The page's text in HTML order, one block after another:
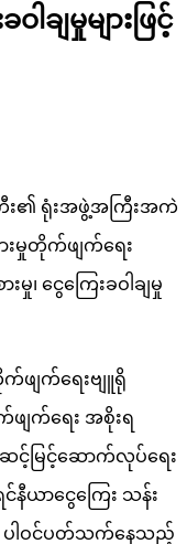
ချမှုများဖြင့်
း၏ ရုံးအဖွဲ့အကြီးအကဲ
မှုတိုက်ဖျက်ရေး
၊ ငွေကြေးခဝါချမှု
ဖျက်ရေးဗျူရို
ျက်ရေး အစိုးရ
မြင့်ဆောက်လုပ်ရေး
ယာငွေကြေး သန်း
ပါဝင်ပတ်သက်နေသည့်